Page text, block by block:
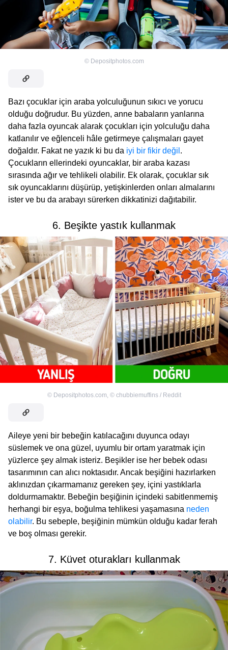
© Depositphotos.com
Bazı çocuklar için araba yolculuğunun sıkıcı ve yorucu
olduğu doğrudur. Bu yüzden, anne babaların yanlarına
daha fazla oyuncak alarak çocukları için yolculuğu daha
katlanılır ve eğlenceli hâle getirmeye çalışmaları gayet
doğaldır. Fakat ne yazık ki bu da iyi bir fikir değil .
Çocukların ellerindeki oyuncaklar, bir araba kazası
sırasında ağır ve tehlikeli olabilir. Ek olarak, çocuklar sık
sık oyuncaklarını düşürüp, yetişkinlerden onları almalarını
ister ve bu da arabayı sürerken dikkatinizi dağıtabilir.
6. Beşikte yastık kullanmak
© Depositphotos.com © chubbiemuffins / Reddit
Aileye yeni bir bebeğin katılacağını duyunca odayı
süslemek ve ona güzel, uyumlu bir ortam yaratmak için
yüzlerce şey almak isteriz. Beşikler ise her bebek odası
tasarımının can alıcı noktasıdır. Ancak beşiğini hazırlarken
aklınızdan çıkarmamanız gereken şey, içini yastıklarla
doldurmamaktır. Bebeğin beşiğinin içindeki sabitlenmemiş
herhangi bir eşya, boğulma tehlikesi yaşamasına neden
olabilir. Bu sebeple, beşiğinin mümkün olduğu kadar ferah
ve boş olması gerekir.
7. Küvet oturakları kullanmak